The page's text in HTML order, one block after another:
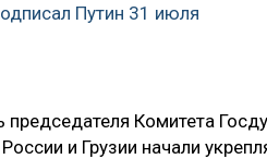
Путин 31 июля
председателя Комитета
и Грузии начали